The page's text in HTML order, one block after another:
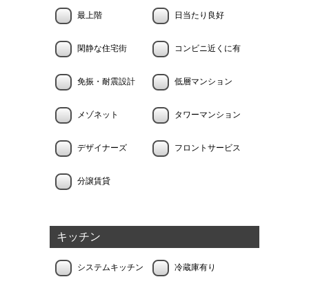
最上階 日当たり良好
閑静な住宅街 コンビニ近くに有
免振・耐震設計 低層マンション
メゾネット タワーマンション
デザイナーズ フロントサービス
分譲賃貸
キッチン
システムキッチン 冷蔵庫有り